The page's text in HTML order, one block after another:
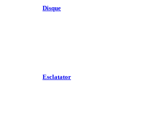
Disque
Esclatator